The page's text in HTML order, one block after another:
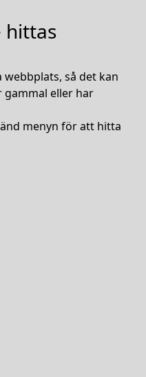
hittas
webbplats, så det kan
gammal eller har
menyn för att hitta